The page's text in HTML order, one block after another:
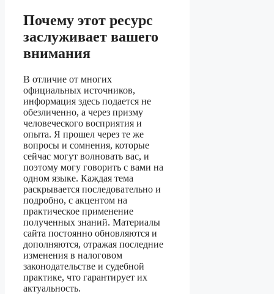
Почему этот ресурс
заслуживает вашего
внимания
В отличие от многих
официальных источников,
информация здесь подается не
обезличенно, а через призму
человеческого восприятия и
опыта. Я прошел через те же
вопросы и сомнения, которые
сейчас могут волновать вас, и
поэтому могу говорить с вами на
одном языке. Каждая тема
раскрывается последовательно и
подробно, с акцентом на
практическое применение
полученных знаний. Материалы
сайта постоянно обновляются и
дополняются, отражая последние
изменения в налоговом
законодательстве и судебной
практике, что гарантирует их
актуальность.